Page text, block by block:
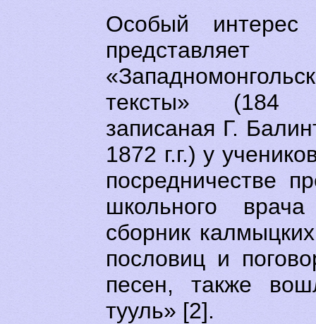
Особый интерес
тексты» (184
записаная Г.
1872 г.г.) у
посредничестве
школьного
сборник
пословиц и
песен, также
тууль» [2].